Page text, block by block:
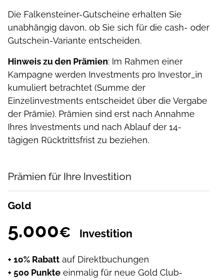
Die Falkensteiner-Gutscheine erhalten Sie
unabhängig davon, ob Sie sich für die cash- oder
Gutschein-Variante entscheiden.
Hinweis zu den Prämien: Im Rahmen einer
Kampagne werden Investments pro Investor_in
kumuliert betrachtet (Summe der
Einzelinvestments entscheidet über die Vergabe
der Prämie). Prämien sind erst nach Annahme
Ihres Investments und nach Ablauf der 14-
tägigen Rücktrittsfrist zu beziehen.
Prämien für Ihre Investition
Gold
5.000€ Investition
+ 10% Rabatt auf Direktbuchungen
+ 500 Punkte einmalig für neue Gold Club-